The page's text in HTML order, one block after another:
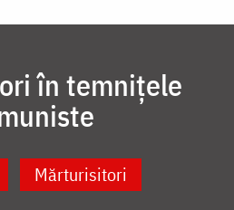
în temnițele
Mărturisitori